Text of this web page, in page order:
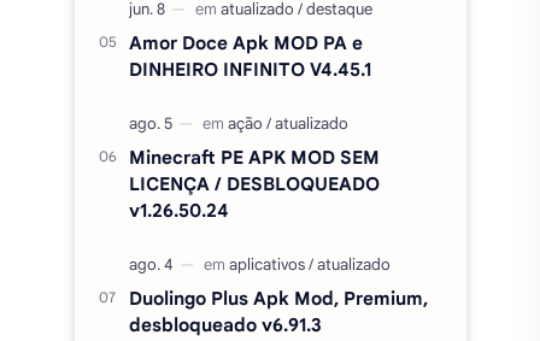
Amor Doce Apk MOD PA e
DINHEIRO INFINITO V4.45.1
Minecraft PE APK MOD SEM
LICENÇA / DESBLOQUEADO
v1.26.50.24
Duolingo Plus Apk Mod, Premium,
desbloqueado v6.91.3